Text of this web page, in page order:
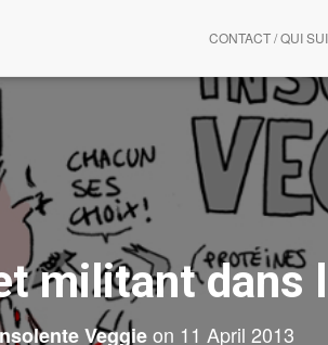
CONTACT / QUI
militant dans
Veggieon 11 April 2013